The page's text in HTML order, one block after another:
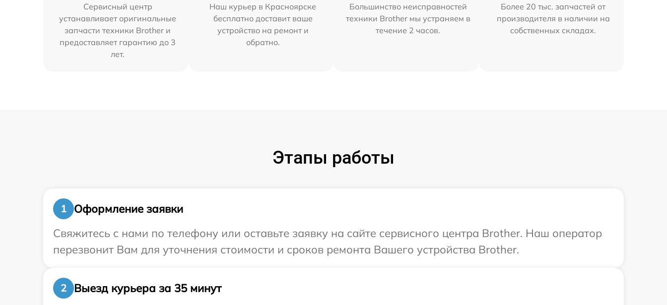
Сервисный центр
устанавливает оригинальные
запчасти техники Brother и
предоставляет гарантию до 3
лет.
Наш курьер в Красноярске
бесплатно доставит ваше
устройство на ремонт и
обратно.
Большинство неисправностей
техники Brother мы устраняем в
течение 2 часов.
Более 20 тыс. запчастей от
производителя в наличии на
собственных складах.
Этапы работы
1
Оформление заявки
Свяжитесь с нами по телефону или оставьте заявку на сайте сервисного центра Brother. Наш оператор
перезвонит Вам для уточнения стоимости и сроков ремонта Вашего устройства Brother.
2
Выезд курьера за 35 минут